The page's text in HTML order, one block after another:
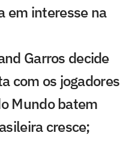
em interesse na
Garros decide
com os jogadores
Mundo batem
cresce;